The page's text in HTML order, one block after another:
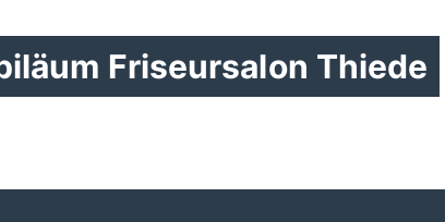
Friseursalon Thiede